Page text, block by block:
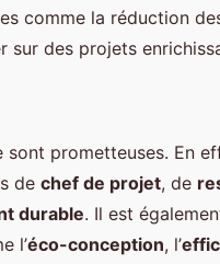
comme la réduction
sur des projets
prometteuses. En
de chef de projet, de
durable. Il est
l’éco-conception, l’